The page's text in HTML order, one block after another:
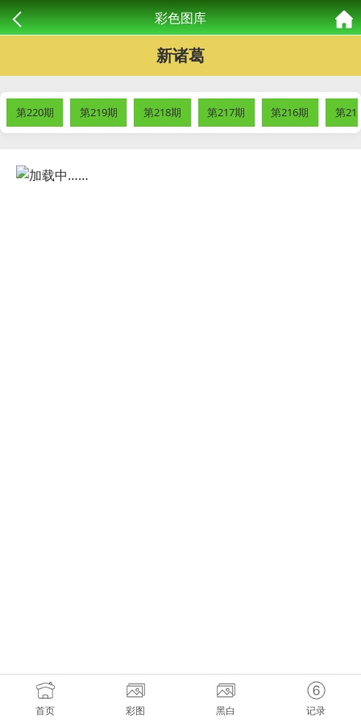
彩色图库
新诸葛
第220期 第219期 第218期 第217期 第216期 第
首页 彩图 黑白 记录